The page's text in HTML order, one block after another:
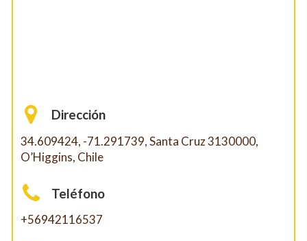
Dirección
34.609424, -71.291739, Santa Cruz 3130000,
O’Higgins, Chile
Teléfono
+56942116537